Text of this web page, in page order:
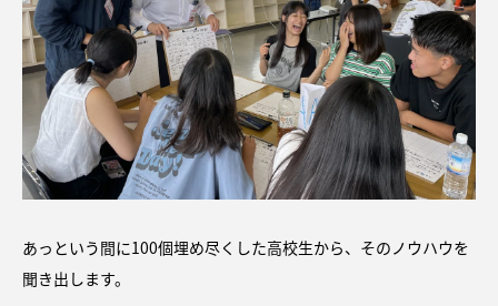
あっという間に100個埋め尽くした高校生から、そのノウハウを
聞き出します。